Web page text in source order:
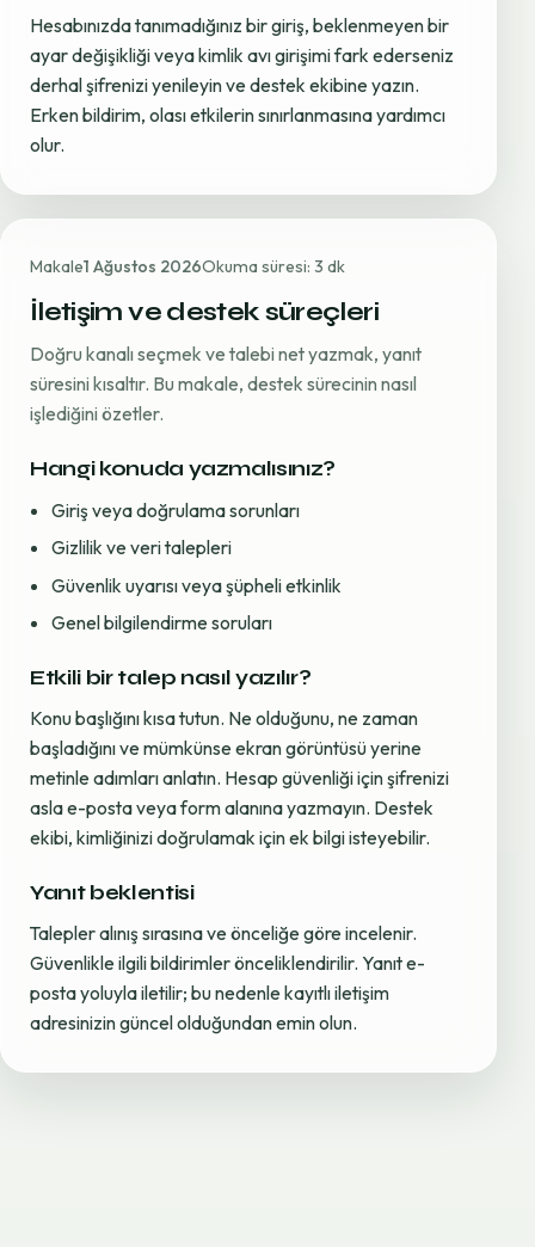
Hesabınızda tanımadığınız bir giriş, beklenmeyen bir
ayar değişikliği veya kimlik avı girişimi fark ederseniz
derhal şifrenizi yenileyin ve destek ekibine yazın.
Erken bildirim, olası etkilerin sınırlanmasına yardımcı
olur.
Makale1 Ağustos 2026Okuma süresi: 3 dk
İletişim ve destek süreçleri
Doğru kanalı seçmek ve talebi net yazmak, yanıt
süresini kısaltır. Bu makale, destek sürecinin nasıl
işlediğini özetler.
Hangi konuda yazmalısınız?
Giriş veya doğrulama sorunları
Gizlilik ve veri talepleri
Güvenlik uyarısı veya şüpheli etkinlik
Genel bilgilendirme soruları
Etkili bir talep nasıl yazılır?
Konu başlığını kısa tutun. Ne olduğunu, ne zaman
başladığını ve mümkünse ekran görüntüsü yerine
metinle adımları anlatın. Hesap güvenliği için şifrenizi
asla e-posta veya form alanına yazmayın. Destek
ekibi, kimliğinizi doğrulamak için ek bilgi isteyebilir.
Yanıt beklentisi
Talepler alınış sırasına ve önceliğe göre incelenir.
Güvenlikle ilgili bildirimler önceliklendirilir. Yanıt e-
posta yoluyla iletilir; bu nedenle kayıtlı iletişim
adresinizin güncel olduğundan emin olun.